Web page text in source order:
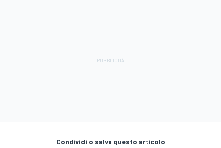
Condividi o salva questo articolo